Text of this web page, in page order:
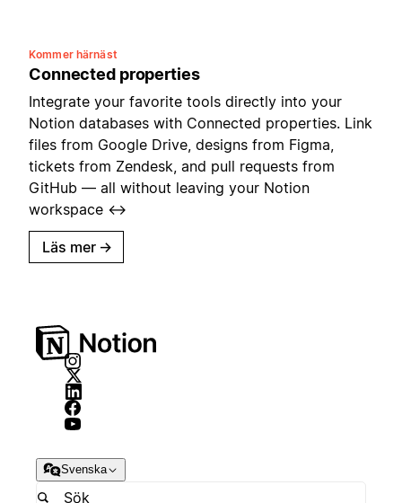
Kommer härnäst
Connected properties
Integrate your favorite tools directly into your
Notion databases with Connected properties. Link
files from Google Drive, designs from Figma,
tickets from Zendesk, and pull requests from
GitHub — all without leaving your Notion
workspace ↔️
Läs mer →
Svenska